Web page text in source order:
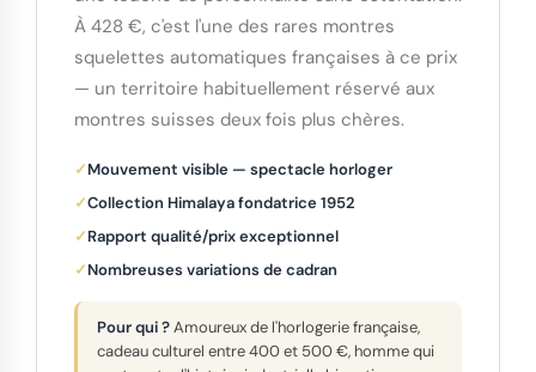
À 428 €, c'est l'une des rares montres
squelettes automatiques françaises à ce prix
— un territoire habituellement réservé aux
montres suisses deux fois plus chères.
Mouvement visible — spectacle horloger
Collection Himalaya fondatrice 1952
Rapport qualité/prix exceptionnel
Nombreuses variations de cadran
Pour qui ?Amoureux de l'horlogerie française,
cadeau culturel entre 400 et 500 €, homme qui